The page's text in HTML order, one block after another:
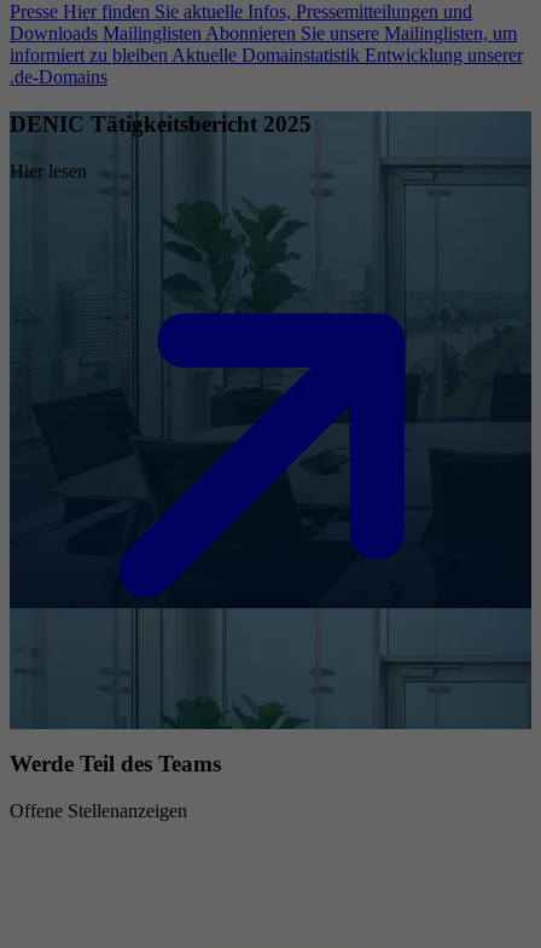
Presse Hier finden Sie aktuelle Infos, Pressemitteilungen und
Downloads Mailinglisten Abonnieren Sie unsere Mailinglisten, um
informiert zu bleiben Aktuelle Domainstatistik Entwicklung unserer
.de-Domains
DENIC Tätigkeitsbericht 2025
Hier lesen
Werde Teil des Teams
Offene Stellenanzeigen